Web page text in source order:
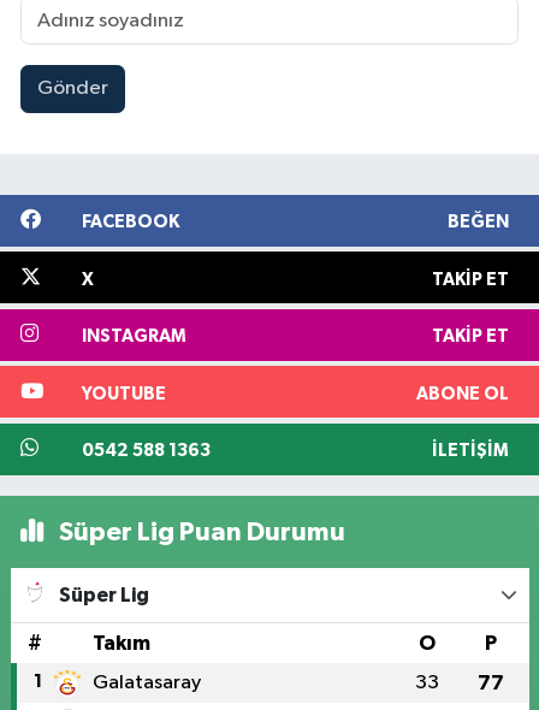
Gönder
FACEBOOK BEĞEN
X TAKIP ET
INSTAGRAM TAKIP ET
YOUTUBE ABONE OL
0542 588 1363 İLETIŞIM
Süper Lig Puan Durumu
Süper Lig
# Takım O P
1 Galatasaray 33 77